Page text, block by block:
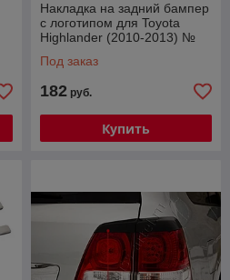
Накладка на задний бампер
с логотипом для Toyota
Highlander (2010-2013) №
Под заказ
182 руб.
Купить